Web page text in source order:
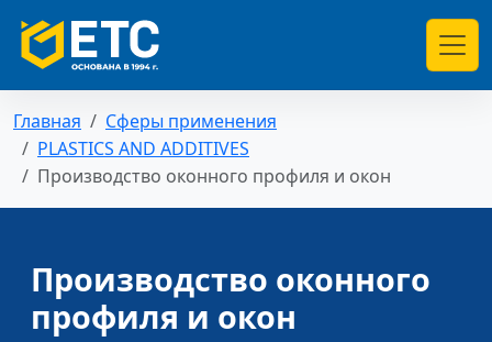
Главная
Сферы применения
PLASTICS AND ADDITIVES
Производство оконного профиля и окон
Производство оконного
профиля и окон